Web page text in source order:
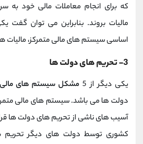
که برای انجام معاملات مالی خود به
اساسی سیستم های مالی متمرکز،
3- تحریم های دولت ها
یکی دیگر از 5 مشکل سیستم های مالی
دولت ها می باشد. سیستم های مالی
آسیب های ناشی از تحریم های دولت ها
کشوری توسط دولت های دیگر تحریم